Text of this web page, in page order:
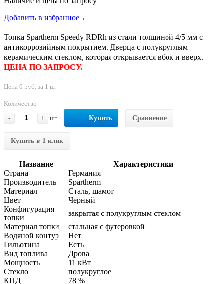
Добавить в избранное ←
Топка Spartherm Speedy RDRh из стали толщиной 4/5 мм с
антикоррозийным покрытием. Дверца с полукруглым
керамическим стеклом, которая открывается вбок и вверх.
ЦЕНА ПО ЗАПРОСУ.
Цена 0 руб. за 1 шт
Количество
-
+ шт Купить Сравнение
Купить в 1 клик
Название
Характеристики
Страна
Германия
Производитель
Spartherm
Материал
Сталь, шамот
Цвет
Черный
Конфигурация
топки
закрытая с полукруглым стеклом
Материал топки
стальная с футеровкой
Водяной контур
Нет
Гильотина
Есть
Вид топлива
Дрова
Мощность
11 кВт
Стекло
полукруглое
КПД
78 %